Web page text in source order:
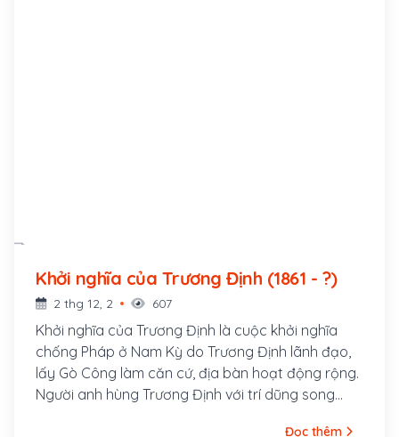
Khởi nghĩa của Trương Định (1861 - ?)
2 thg 12, 2 607
Khởi nghĩa của Trương Định là cuộc khởi nghĩa
chống Pháp ở Nam Kỳ do Trương Định lãnh đạo,
lấy Gò Công làm căn cứ, địa bàn hoạt động rộng.
Người anh hùng Trương Định với trí dũng song
Đọc thêm